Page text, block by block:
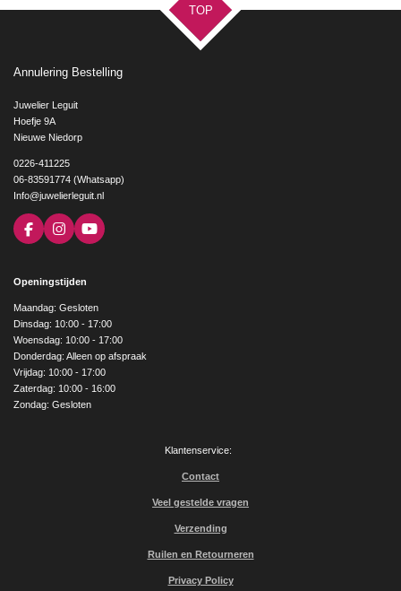
TOP
Annulering Bestelling
Juwelier Leguit
Hoefje 9A
Nieuwe Niedorp
0226-411225
06-83591774 (Whatsapp)
Info@juwelierleguit.nl
F
a
b
o
k
I
n
a
g
r
a
m
Y
o
e
Openingstijden
Maandag: Gesloten
Dinsdag: 10:00 - 17:00
Woensdag: 10:00 - 17:00
Donderdag: Alleen op afspraak
Vrijdag: 10:00 - 17:00
Zaterdag: 10:00 - 16:00
Zondag: Gesloten
Klantenservice:
Contact
Veel gestelde vragen
Verzending
Ruilen en Retourneren
Privacy Policy